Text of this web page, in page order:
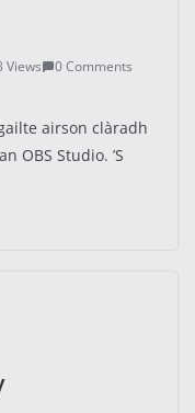
Views
0 Comments
airson clàradh
OBS Studio. ’S